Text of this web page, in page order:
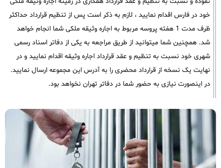
خود در فارس اقدام نمایید ، لازم به ذکر است پس از تنظیم قرارداد حداکثر
ظرف مدت 1 هفته پروسه مربوط به اجاره وثیقه ملکی شما انجام خواهد
شد. همچنین شما میتوانید از طریق مراجعه به یکی از دفاتر اسناد رسمی
شهری خود نسبت به تنظیم و عقد قرارداد اجاره وثیقه اقدام نمایید و در
نهایت یک نسخه از قرارداد محضری را به آدرس این مجموعه ارسال نمایید.
در اینصورت نیازی به حضور شما در دفاتر تهران نخواهد بود.